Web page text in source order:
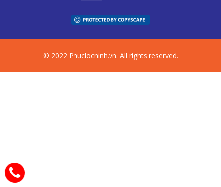
© 2022 Phuclocninh.vn. All rights reserved.